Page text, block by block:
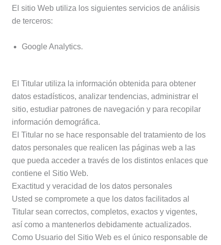
El sitio Web utiliza los siguientes servicios de análisis
de terceros:
Google Analytics.
El Titular utiliza la información obtenida para obtener
datos estadísticos, analizar tendencias, administrar el
sitio, estudiar patrones de navegación y para recopilar
información demográfica.
El Titular no se hace responsable del tratamiento de los
datos personales que realicen las páginas web a las
que pueda acceder a través de los distintos enlaces que
contiene el Sitio Web.
Exactitud y veracidad de los datos personales
Usted se compromete a que los datos facilitados al
Titular sean correctos, completos, exactos y vigentes,
así como a mantenerlos debidamente actualizados.
Como Usuario del Sitio Web es el único responsable de